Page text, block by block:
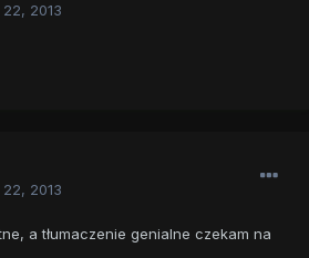
2013
2013
a tłumaczenie genialne czekam na